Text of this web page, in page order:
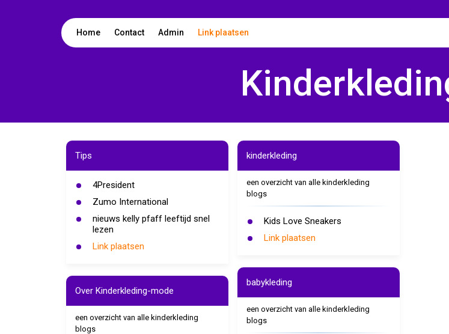
Home Contact Admin Link plaatsen
Tips
4President
Zumo International
nieuws kelly pfaff leeftijd snel
lezen
Link plaatsen
Over Kinderkleding-mode
een overzicht van alle kinderkleding
blogs
kinderkleding
een overzicht van alle kinderkleding
blogs
Kids Love Sneakers
Link plaatsen
babykleding
een overzicht van alle kinderkleding
blogs